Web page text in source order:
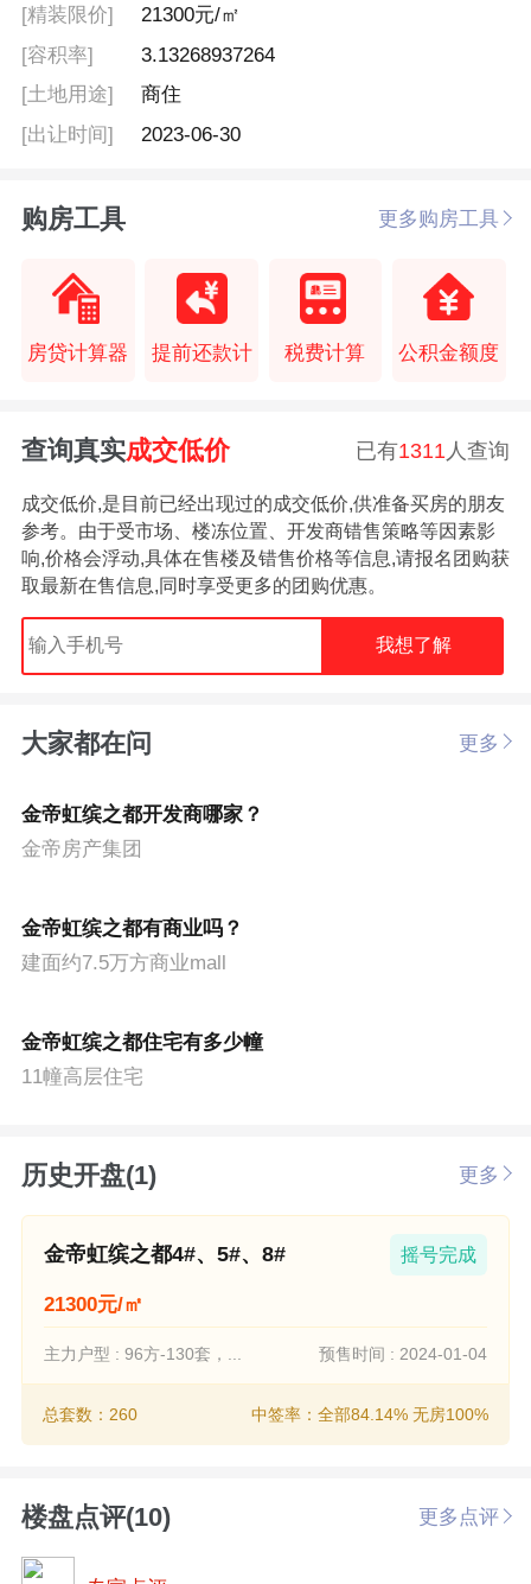
[精装限价]
21300元/㎡
[容积率]
3.13268937264
[土地用途]
商住
[出让时间]
2023-06-30
购房工具 更多购房工具
房贷计算器 提前还款计 税费计算 公积金额度
查询真实成交低价 已有1311人查询
成交低价,是目前已经出现过的成交低价,供准备买房的朋友
参考。由于受市场、楼冻位置、开发商错售策略等因素影
响,价格会浮动,具体在售楼及错售价格等信息,请报名团购获
取最新在售信息,同时享受更多的团购优惠。
我想了解
大家都在问 更多
金帝虹缤之都开发商哪家？
金帝房产集团
金帝虹缤之都有商业吗？
建面约7.5万方商业mall
金帝虹缤之都住宅有多少幢
11幢高层住宅
历史开盘(1) 更多
金帝虹缤之都4#、5#、8# 摇号完成
21300元/㎡
主力户型 : 96方-130套，... 预售时间 : 2024-01-04
总套数：260 中签率：全部84.14% 无房100%
楼盘点评(10) 更多点评